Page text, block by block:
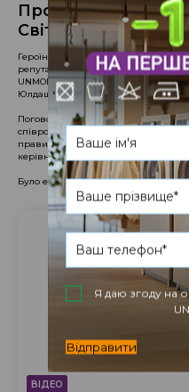
Проект
Світланою
Героїнею заключного інтерв’ю
репутація” з порталом 23-59.ua
UNMOMENTO та студії чистки та
Юлдашева.
Поговорили про те, як правильно
співробітниками, чому бізнесу
правила корпоративної етики та
керівникам компаній.
Було емоційно, цікаво та корисно.
ВІДЕО
Я даю згоду на
Відправити